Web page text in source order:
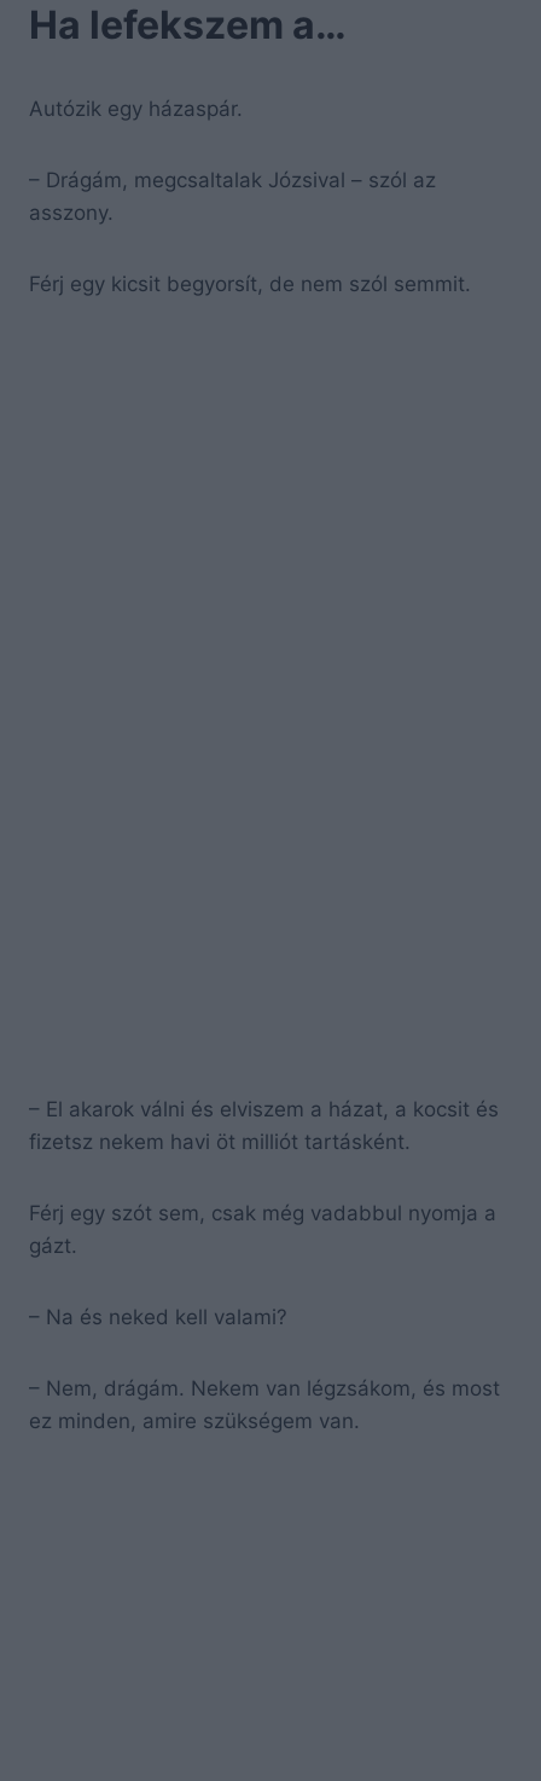
Ha lefekszem a…
Autózik egy házaspár.
– Drágám, megcsaltalak Józsival – szól az
asszony.
Férj egy kicsit begyorsít, de nem szól semmit.
– El akarok válni és elviszem a házat, a kocsit és
fizetsz nekem havi öt milliót tartásként.
Férj egy szót sem, csak még vadabbul nyomja a
gázt.
– Na és neked kell valami?
– Nem, drágám. Nekem van légzsákom, és most
ez minden, amire szükségem van.